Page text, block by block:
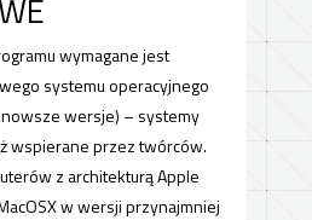
wymagane jest
systemu operacyjnego
wersje) – systemy
wspierane przez twórców.
z architekturą Apple
w wersji przynajmniej